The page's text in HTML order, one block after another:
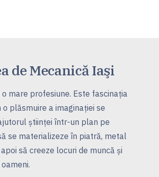
de Mecanică Iaşi
mare profesiune. Este fascinaţia
o plăsmuire a imaginaţiei se
ştiinţei într-un plan pe
se materializeze în piatră, metal
să creeze locuri de muncă şi